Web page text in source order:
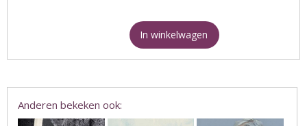
In winkelwagen
Anderen bekeken ook: